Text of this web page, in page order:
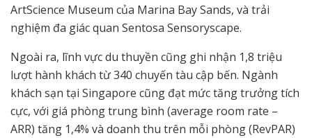
ArtScience Museum của Marina Bay Sands, và trải
nghiệm đa giác quan Sentosa Sensoryscape.
Ngoài ra, lĩnh vực du thuyền cũng ghi nhận 1,8 triệu
lượt hành khách từ 340 chuyến tàu cập bến. Ngành
khách sạn tại Singapore cũng đạt mức tăng trưởng tích
cực, với giá phòng trung bình (average room rate –
ARR) tăng 1,4% và doanh thu trên mỗi phòng (RevPAR)